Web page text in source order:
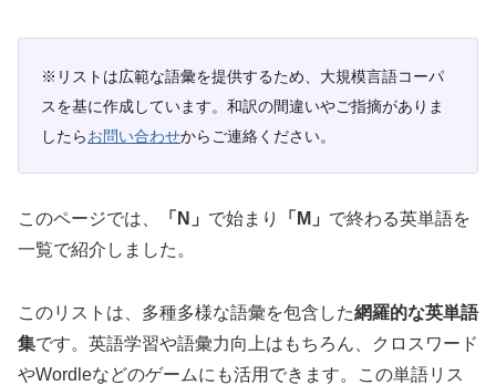
※リストは広範な語彙を提供するため、大規模言語コーパ
スを基に作成しています。和訳の間違いやご指摘がありま
したらお問い合わせからご連絡ください。
このページでは、 「N」 で始まり 「M」 で終わる英単語を
一覧で紹介しました。
このリストは、多種多様な語彙を包含した網羅的な英単語
集です。英語学習や語彙力向上はもちろん、クロスワード
やWordleなどのゲームにも活用できます。この単語リス